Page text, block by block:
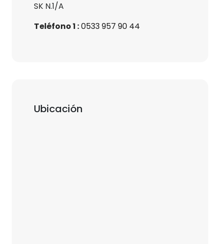
SK N.1/A
Teléfono 1 :0533 957 90 44
Ubicación